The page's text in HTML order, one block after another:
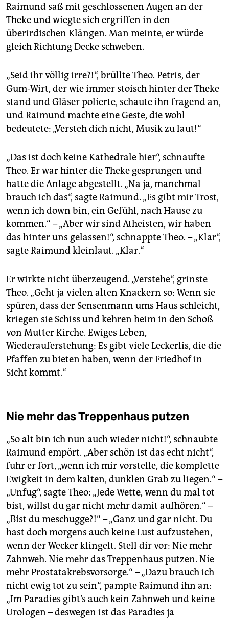
epaper login
Raimund saß mit geschlossenen Augen an der
Theke und wiegte sich ergriffen in den
überirdischen Klängen. Man meinte, er würde
gleich Richtung Decke schweben.
„Seid ihr völlig irre?!“, brüllte Theo. Petris, der
Gum-Wirt, der wie immer stoisch hinter der Theke
stand und Gläser polierte, schaute ihn fragend an,
und Raimund machte eine Geste, die wohl
bedeutete: „Versteh dich nicht, Musik zu laut!“
„Das ist doch keine Kathedrale hier“, schnaufte
Theo. Er war hinter die Theke gesprungen und
hatte die Anlage abgestellt. „Na ja, manchmal
brauch ich das“, sagte Raimund. „Es gibt mir Trost,
wenn ich down bin, ein Gefühl, nach Hause zu
kommen.“ – „Aber wir sind Atheisten, wir haben
das hinter uns gelassen!“, schnappte Theo. – „Klar“,
sagte Raimund kleinlaut. „Klar.“
Er wirkte nicht überzeugend. „Verstehe“, grinste
Theo. „Geht ja vielen alten Knackern so: Wenn sie
spüren, dass der Sensenmann ums Haus schleicht,
kriegen sie Schiss und kehren heim in den Schoß
von Mutter Kirche. Ewiges Leben,
Wiederauferstehung: Es gibt viele Leckerlis, die die
Pfaffen zu bieten haben, wenn der Friedhof in
Sicht kommt.“
Nie mehr das Treppenhaus putzen
„So alt bin ich nun auch wieder nicht!“, schnaubte
Raimund empört. „Aber schön ist das echt nicht“,
fuhr er fort, „wenn ich mir vorstelle, die komplette
Ewigkeit in dem kalten, dunklen Grab zu liegen.“ –
„Unfug“, sagte Theo: „Jede Wette, wenn du mal tot
bist, willst du gar nicht mehr damit aufhören.“ –
„Bist du meschugge?!“ – „Ganz und gar nicht. Du
hast doch morgens auch keine Lust aufzustehen,
wenn der Wecker klingelt. Stell dir vor: Nie mehr
Zahnweh. Nie mehr das Treppenhaus putzen. Nie
mehr Prostatakrebsvorsorge.“ – „Dazu brauch ich
nicht ewig tot zu sein“, pampte Raimund ihn an:
„Im Paradies gibt’s auch kein Zahnweh und keine
Urologen – deswegen ist das Paradies ja